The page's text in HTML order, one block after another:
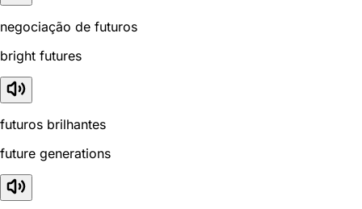
negociação de futuros
bright futures
futuros brilhantes
future generations